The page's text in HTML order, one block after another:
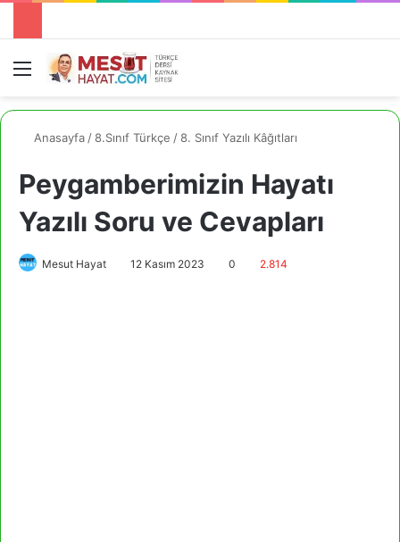
Menü
Anasayfa /8.Sınıf Türkçe /8. Sınıf Yazılı Kâğıtları
Peygamberimizin Hayatı
Yazılı Soru ve Cevapları
Mesut Hayat 12 Kasım 2023 0 2.814